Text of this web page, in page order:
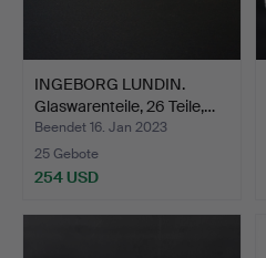
INGEBORG LUNDIN.
Glaswarenteile, 26 Teile,…
Beendet 16. Jan 2023
25 Gebote
254 USD